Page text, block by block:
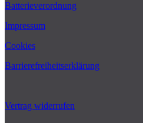
Batterieverordnung
Impressum
Cookies
Barrierefreiheitserklärung
Vertrag widerrufen